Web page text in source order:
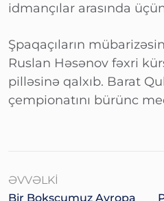
idmançılar arasında
Şpaqaçıların
Ruslan Həsənov fəxri
pilləsinə qalxıb. Barat
çempionatını bürünc
ƏVVƏLKI
Bir Boksçumuz Avropa